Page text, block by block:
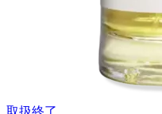
取扱終了